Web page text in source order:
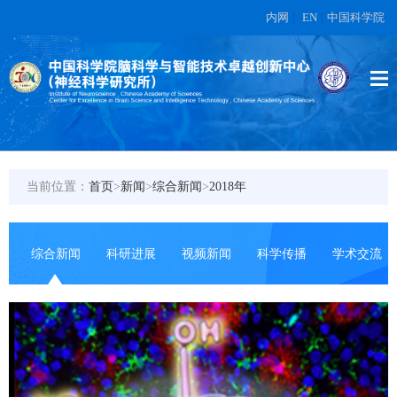
内网 EN 中国科学院
当前位置： 首页>新闻>综合新闻>2018年
综合新闻 科研进展 视频新闻 科学传播 学术交流